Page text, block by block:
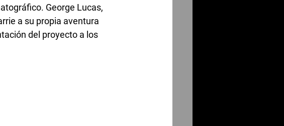
George Lucas,
a su propia aventura
del proyecto a los